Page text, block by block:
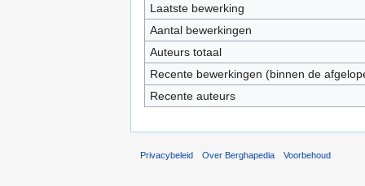
Laatste bewerking
Aantal bewerkingen
Auteurs totaal
Recente bewerkingen (binnen de
Recente auteurs
Privacybeleid Over Berghapedia Voorbehoud